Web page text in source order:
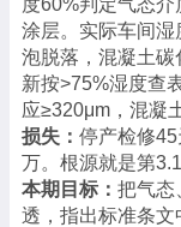
度60%判定气态
涂层。实际车间
泡脱落，混凝土
新按>75%湿度查
应≥320μm，混凝
损失： 停产检修45
万。根源就是第
本期目标： 把气态
透，指出标准条文